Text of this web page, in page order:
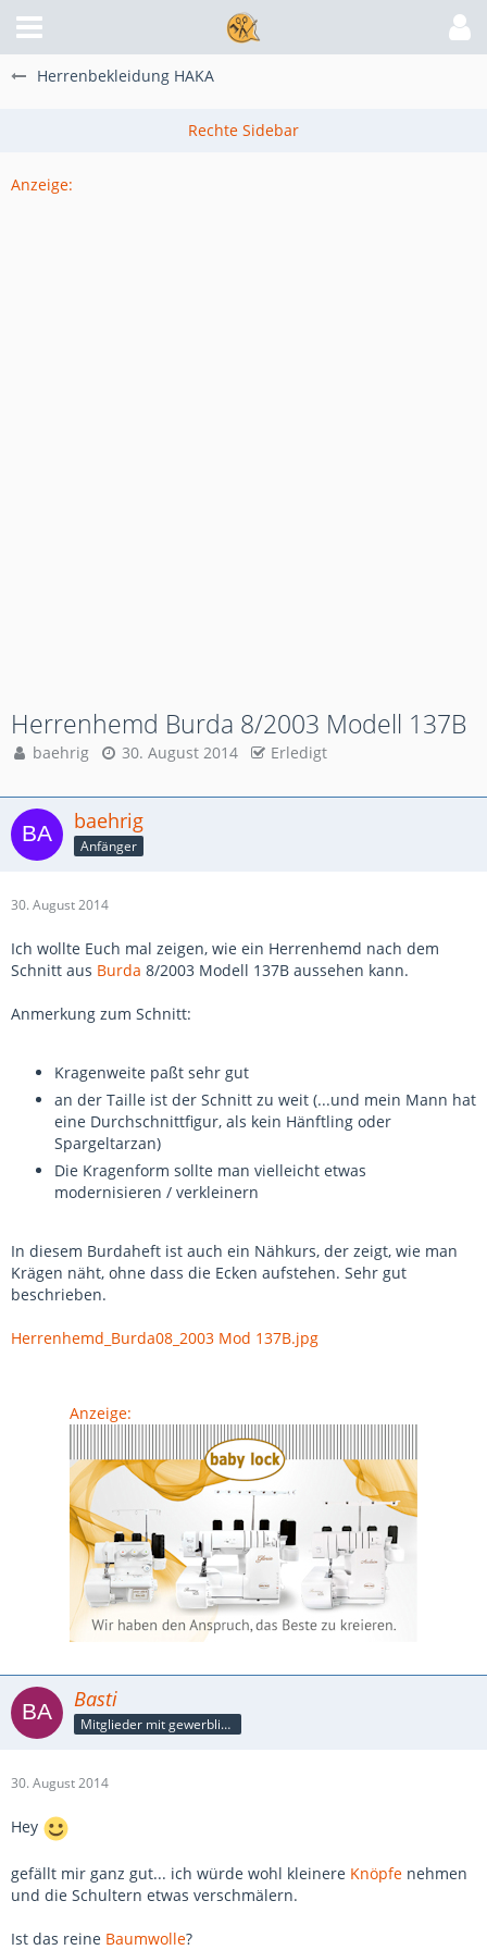
Herrenbekleidung HAKA
Anzeige:
Herrenhemd Burda 8/2003 Modell 137B
baehrig 30. August 2014 Erledigt
baehrig
Anfänger
30. August 2014
Ich wollte Euch mal zeigen, wie ein Herrenhemd nach dem
Schnitt aus Burda 8/2003 Modell 137B aussehen kann.
Anmerkung zum Schnitt:
Kragenweite paßt sehr gut
an der Taille ist der Schnitt zu weit (...und mein Mann hat
eine Durchschnittfigur, als kein Hänftling oder
Spargeltarzan)
Die Kragenform sollte man vielleicht etwas
modernisieren / verkleinern
In diesem Burdaheft ist auch ein Nähkurs, der zeigt, wie man
Krägen näht, ohne dass die Ecken aufstehen. Sehr gut
beschrieben.
Herrenhemd_Burda08_2003 Mod 137B.jpg
Anzeige:
Basti
Mitglieder mit gewerblicher Verbindung, auch als Mitarbeiter/in
30. August 2014
Hey
gefällt mir ganz gut... ich würde wohl kleinere Knöpfe nehmen
und die Schultern etwas verschmälern.
Ist das reine Baumwolle?